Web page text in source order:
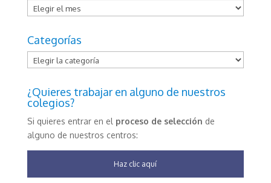
Archivos
Categorías
Categorías
¿Quieres trabajar en alguno de nuestros
colegios?
Si quieres entrar en el proceso de selección de
alguno de nuestros centros:
Haz clic aquí